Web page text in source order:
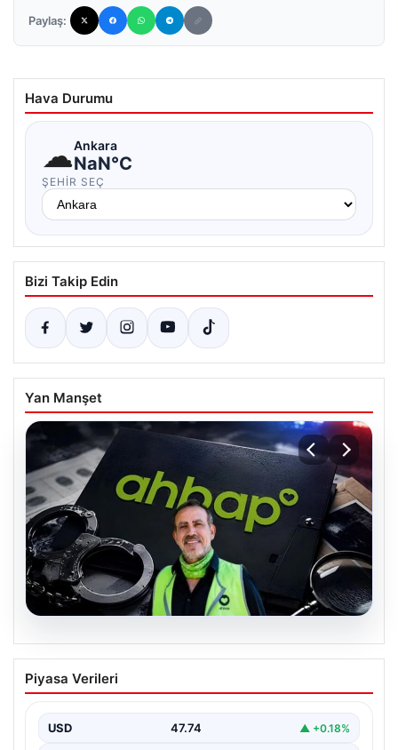
Paylaş:
Hava Durumu
☁Ankara
NaN°C
ŞEHIR SEÇ
Bizi Takip Edin
Yan Manşet
07.08.2026
Ahbap Derneği yönetimine kayyum
atandı. Fesih süreci başladı
Piyasa Verileri
USD 47.74 ▲ +0.18%